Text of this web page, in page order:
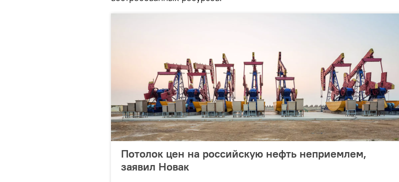
Потолок цен на российскую нефть неприемлем,
заявил Новак